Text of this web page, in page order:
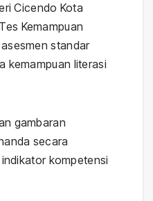
Cicendo Kota
Kemampuan
standar
kemampuan literasi
gambaran
secara
kompetensi